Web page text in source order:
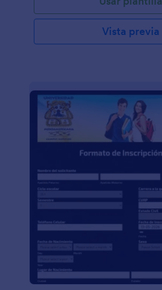
Vista previa